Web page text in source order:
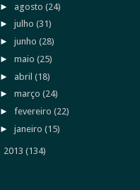
► agosto(24)
►julho(31)
►junho(28)
►maio(25)
► abril(18)
►março(24)
►fevereiro(22)
►janeiro(15)
2013 (134)